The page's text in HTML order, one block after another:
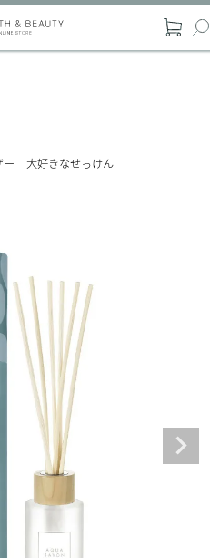
ー 大好きなせっけん